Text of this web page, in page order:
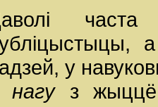
у
нагу з